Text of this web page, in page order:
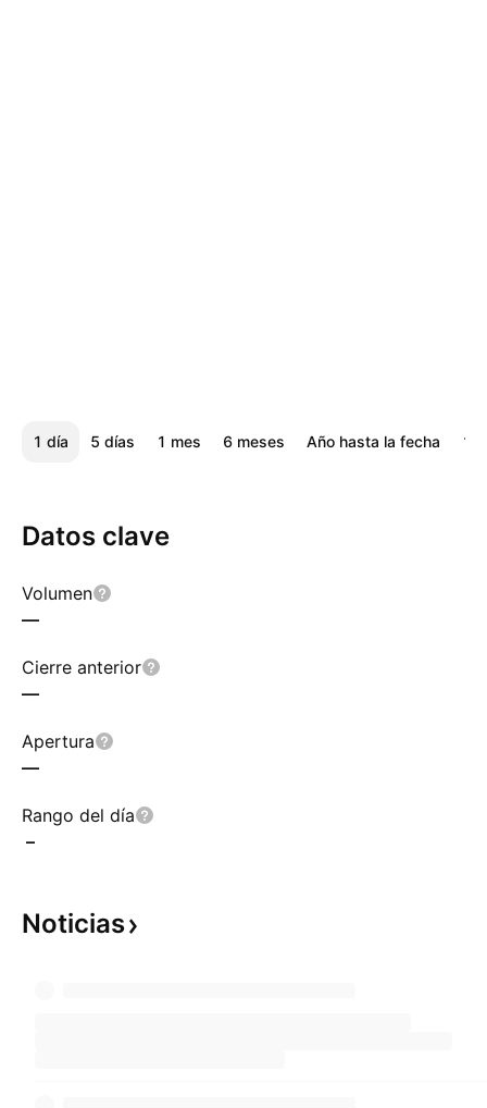
1 día 5 días 1 mes 6 meses Año hasta la fecha 1
Datos clave
Volumen
—
Cierre anterior
—
Apertura
—
Rango del día
–
Noticias